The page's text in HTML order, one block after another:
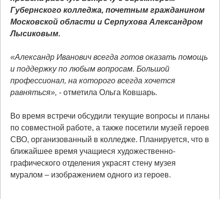
Губернского колледжа, почетным гражданином
Московской области и Серпухова Александром
Лысиковым.
«Александр Иванович всегда готов оказать помощь
и поддержку по любым вопросам. Большой
профессионал, на которого всегда хочется
равняться», - отметила Ольга Ковшарь.
Во время встречи обсудили текущие вопросы и планы
по совместной работе, а также посетили музей героев
СВО, организованный в колледже. Планируется, что в
ближайшее время учащиеся художественно-
графического отделения украсят стену музея
муралом – изображением одного из героев.